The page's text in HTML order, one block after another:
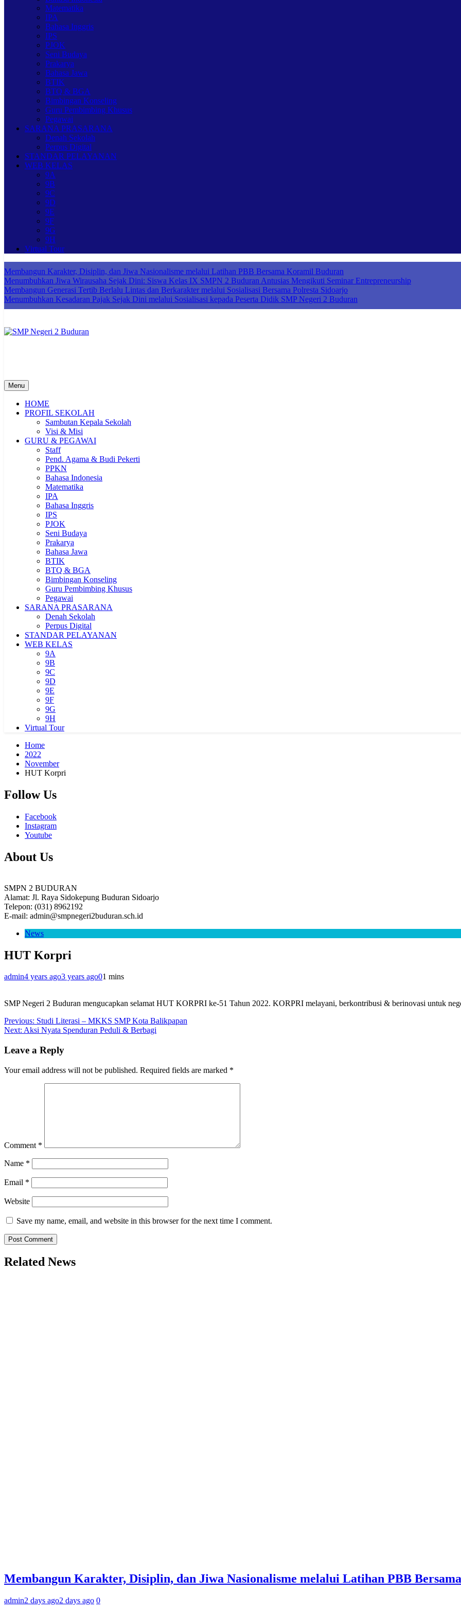
Matematika
IPA
Bahasa Inggris
IPS
PJOK
Seni Budaya
Prakarya
Bahasa Jawa
BTIK
BTQ & BGA
Bimbingan Konseling
Guru Pembimbing Khusus
Pegawai
SARANA PRASARANA
Denah Sekolah
Perpus Digital
STANDAR PELAYANAN
WEB KELAS
9A
9B
9C
9D
9E
9F
9G
9H
Virtual Tour
Membangun Karakter, Disiplin, dan Jiwa Nasionalisme melalui Latihan PBB Bersama Koramil Buduran
Menumbuhkan Jiwa Wirausaha Sejak Dini: Siswa Kelas IX SMPN 2 Buduran Antusias Mengikuti Seminar Entrepreneurship
Membangun Generasi Tertib Berlalu Lintas dan Berkarakter melalui Sosialisasi Bersama Polresta Sidoarjo
Menumbuhkan Kesadaran Pajak Sejak Dini melalui Sosialisasi kepada Peserta Didik SMP Negeri 2 Buduran
Menu
HOME
PROFIL SEKOLAH
Sambutan Kepala Sekolah
Visi & Misi
GURU & PEGAWAI
Staff
Pend. Agama & Budi Pekerti
PPKN
Bahasa Indonesia
Matematika
IPA
Bahasa Inggris
IPS
PJOK
Seni Budaya
Prakarya
Bahasa Jawa
BTIK
BTQ & BGA
Bimbingan Konseling
Guru Pembimbing Khusus
Pegawai
SARANA PRASARANA
Denah Sekolah
Perpus Digital
STANDAR PELAYANAN
WEB KELAS
9A
9B
9C
9D
9E
9F
9G
9H
Virtual Tour
Home
2022
November
HUT Korpri
Follow Us
Facebook
Instagram
Youtube
About Us
SMPN 2 BUDURAN
Alamat: Jl. Raya Sidokepung Buduran Sidoarjo
Telepon: (031) 8962192
E-mail: admin@smpnegeri2buduran.sch.id
News
HUT Korpri
admin4 years ago3 years ago01 mins
SMP Negeri 2 Buduran mengucapkan selamat HUT KORPRI ke-51 Tahun 2022. KORPRI melayani, berkontribusi & berinovasi untuk
Post
navigation
Previous: Studi Literasi – MKKS SMP Kota Balikpapan
Next: Aksi Nyata Spenduran Peduli & Berbagi
Leave a Reply
Your email address will not be published. Required fields are marked *
Comment *
Name *
Email *
Website
Save my name, email, and website in this browser for the next time I comment.
Related News
Membangun Karakter, Disiplin, dan Jiwa Nasionalisme melalui Latihan PBB
admin2 days ago2 days ago 0